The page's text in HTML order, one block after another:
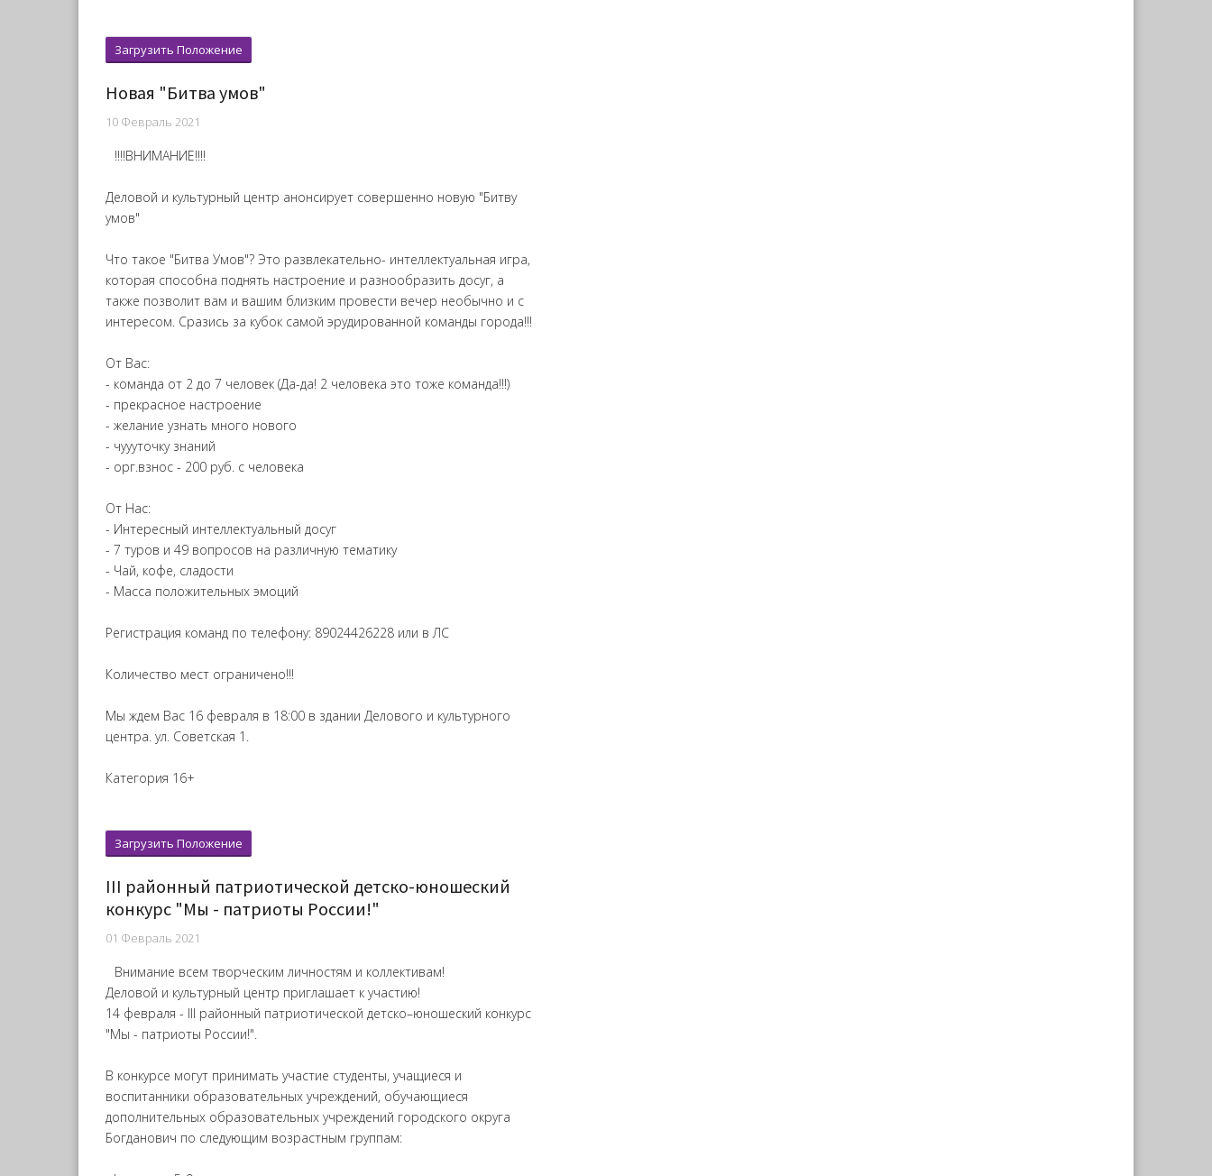
Загрузить Положение
Новая "Битва умов"
10 Февраль 2021
‼‼ВНИМАНИЕ‼‼
Деловой и культурный центр анонсирует совершенно новую "Битву
умов"
Что такое "Битва Умов"? Это развлекательно- интеллектуальная игра,
которая способна поднять настроение и разнообразить досуг, а
также позволит вам и вашим близким провести вечер необычно и с
интересом. Сразись за кубок самой эрудированной команды города!!!
От Вас:
- команда от 2 до 7 человек (Да-да! 2 человека это тоже команда!!!)
- прекрасное настроение
- желание узнать много нового
- чуууточку знаний
- орг.взнос - 200 руб. с человека
От Нас:
- Интересный интеллектуальный досуг
- 7 туров и 49 вопросов на различную тематику
- Чай, кофе, сладости
- Масса положительных эмоций
Регистрация команд по телефону: 89024426228 или в ЛС
Количество мест ограничено!!!
Мы ждем Вас 16 февраля в 18:00 в здании Делового и культурного
центра. ул. Советская 1.
Категория 16+
Загрузить Положение
III районный патриотической детско-юношеский
конкурс "Мы - патриоты России!"
01 Февраль 2021
Внимание всем творческим личностям и коллективам!
Деловой и культурный центр приглашает к участию!
14 февраля - III районный патриотической детско–юношеский конкурс
"Мы - патриоты России!".
В конкурсе могут принимать участие студенты, учащиеся и
воспитанники образовательных учреждений, обучающиеся
дополнительных образовательных учреждений городского округа
Богданович по следующим возрастным группам: